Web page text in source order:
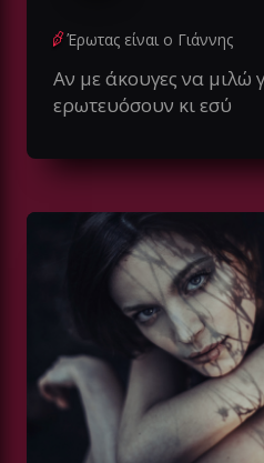
Έρωτας είναι ο Γιάννης
Αν με άκουγες να μιλώ
ερωτευόσουν κι εσύ